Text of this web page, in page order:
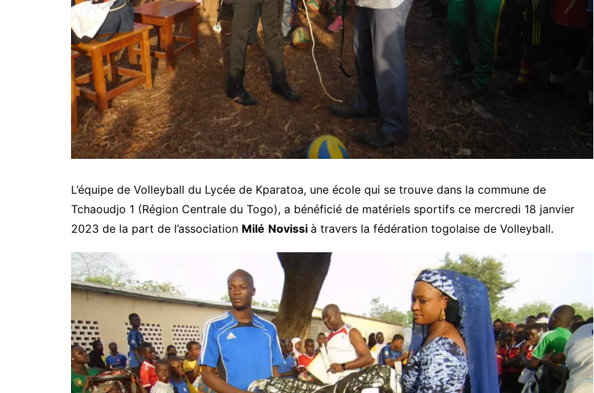
ARCOD
CONSTRUIRE ENSEMBLE
PASDI-AFRIQUE
ADIEJ
Nous soutenir
IPM
BAKITHA
LE PRINCE
MON AVENIR
EXCELLENCE
L’équipe de Volleyball du Lycée de Kparatoa, une école qui se trouve dans la commune de
Tchaoudjo 1 (Région Centrale du Togo), a bénéficié de matériels sportifs ce mercredi 18 janvier
2023 de la part de l’association Milé Novissi à travers la fédération togolaise de Volleyball.